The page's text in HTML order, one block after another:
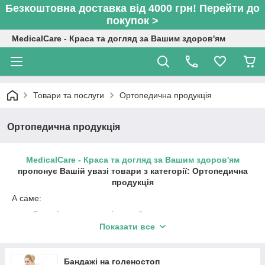
Безкоштовна доставка від 4000 грн! Перейти до
покупок >
MedicalCare - Краса та догляд за Вашим здоров'ям
Товари та послуги Ортопедична продукція
Ортопедична продукція
MedicalCare - Краса та догляд за Вашим здоров'ям
пропонує Вашій увазі товари з категорії: Ортопедична
продукція
А саме:
Дитячі ортопедичні вироби
Бандажі на зап'ястя
Бандажі для плеча
Показати все
Бандажі на голеностоп